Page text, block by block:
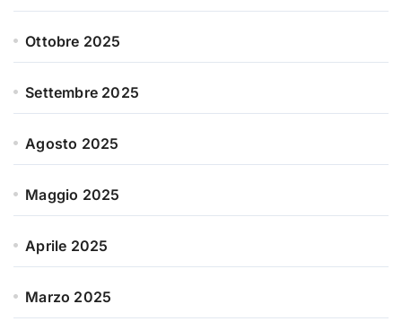
Ottobre 2025
Settembre 2025
Agosto 2025
Maggio 2025
Aprile 2025
Marzo 2025